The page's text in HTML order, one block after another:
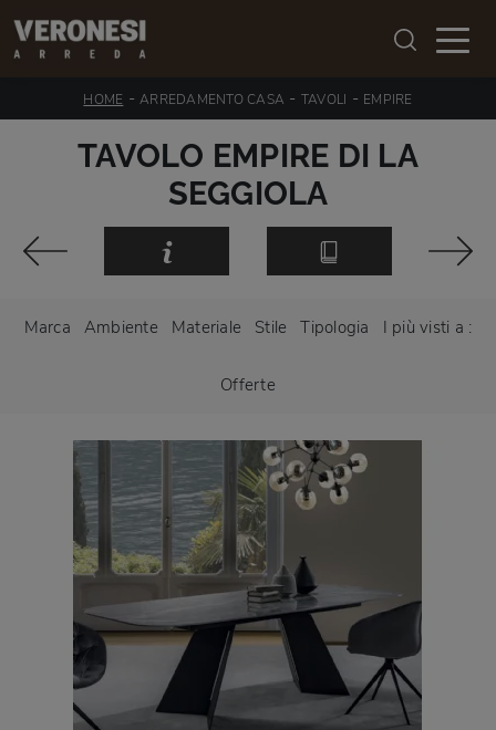
HOME -ARREDAMENTO CASA - TAVOLI - EMPIRE
TAVOLO EMPIRE DI LA
SEGGIOLA
Marca Ambiente Materiale Stile Tipologia I più visti a :
Offerte